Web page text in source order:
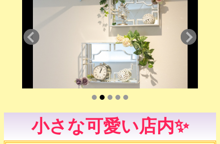
小さな可愛い店内✨